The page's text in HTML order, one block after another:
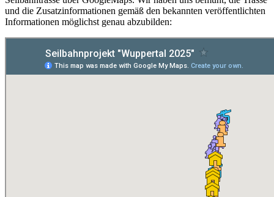
und die Zusatzinformationen gemäß den bekannten veröffentlichten
Informationen möglichst genau abzubilden: